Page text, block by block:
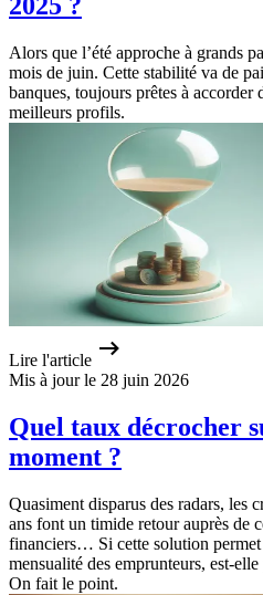
2025 ?
Alors que l’été approche à grands
mois de juin. Cette stabilité va de
banques, toujours prêtes à accorder
meilleurs profils.
Lire l'article
Mis à jour le 28 juin 2026
Quel taux décrocher
moment ?
Quasiment disparus des radars, les
ans font un timide retour auprès de
financiers… Si cette solution
mensualité des emprunteurs, est-
On fait le point.